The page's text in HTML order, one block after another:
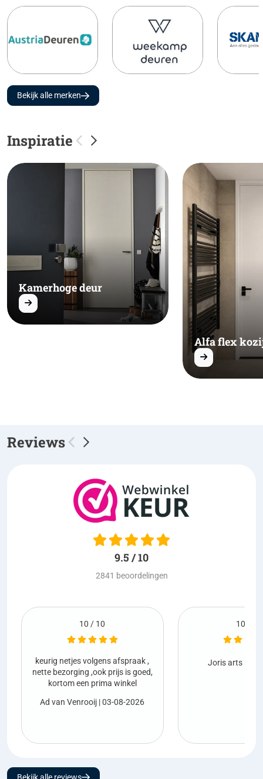
Bekijk alle merken
Inspiratie
Kamerhoge deur
Alfa flex
Reviews
9.5 / 10
2841 beoordelingen
10 / 10
volgens afspraak ,
,ook prijs is goed,
prima winkel
| 03-08-2026
10 / 10
Joris arts | 01-08-2026